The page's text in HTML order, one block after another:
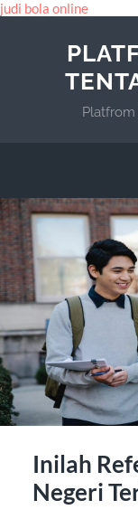
judi bola online
Inilah
Negeri